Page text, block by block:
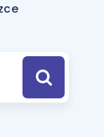
için Öneriler
Tek Takvimde